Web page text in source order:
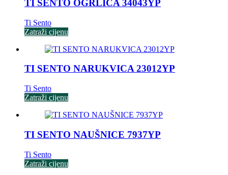
TI SENTO OGRLICA 34043YP
Ti Sento
Zatraži cijenu
TI SENTO NARUKVICA 23012YP
Ti Sento
Zatraži cijenu
TI SENTO NAUŠNICE 7937YP
Ti Sento
Zatraži cijenu